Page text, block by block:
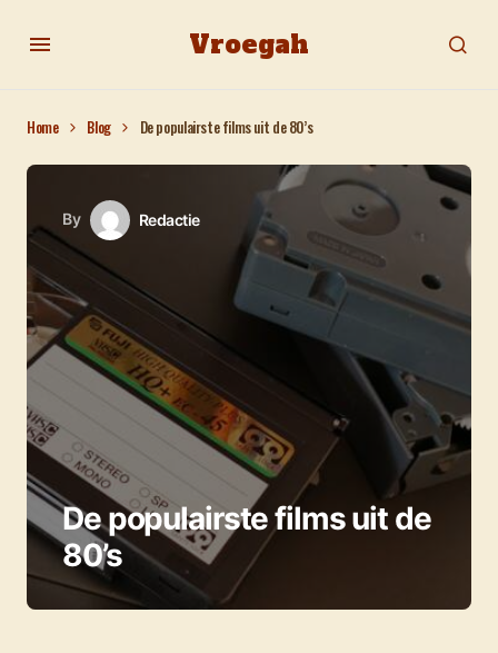
Vroegah
Home Blog De populairste films uit de 80’s
By Redactie
De populairste films uit de
80’s